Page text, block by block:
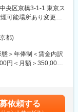
技術に精通している
GitLab
現在38社以上と事業
有/成長フェーズで自
/社員の7割は銀行以
みんなの銀行もしくは
向し、勤務していた
システムの内製化を
央区京橋3-1-1 東京ス
可能場所あり変更の
含む）
都)
＞年俸制＜賃金内訳
円＜月額＞350,000
ではありません。賞
、経験/スキル、入社
依頼する